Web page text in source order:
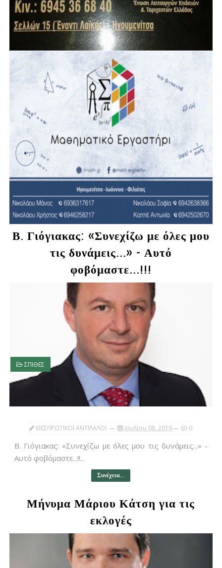
Β. Γιόγιακας: «Συνεχίζω με όλες μου
τις δυνάμεις...» - Αυτό
φοβόμαστε...!!!
ΣΠΙΘΕΣ
ΘΕΣΠΡΩΤΙΚΟΙ ΑΝΤΙΛΑΛΟΙ Ιουλίου 08, 2019 0
Β. Γιόγιακας: «Συνεχίζω με όλες μου τις δυνάμεις...» -
Αυτό φοβόμαστε...!!...
Συνέχεια...
Μήνυμα Μάριου Κάτση για τις
εκλογές